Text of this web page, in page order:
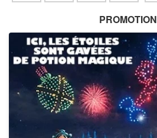
PROMOTION